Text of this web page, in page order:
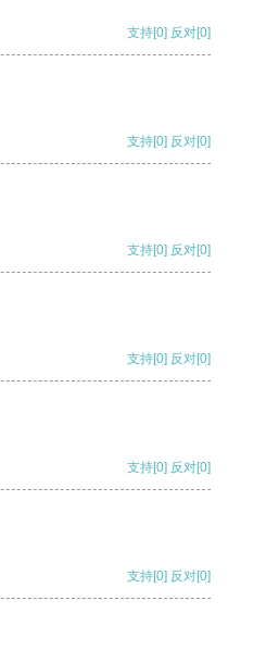
支持[0] 反对[0]
支持[0] 反对[0]
支持[0] 反对[0]
支持[0] 反对[0]
支持[0] 反对[0]
支持[0] 反对[0]